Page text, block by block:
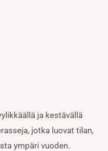
ja kestävällä
jotka luovat tilan,
ympäri vuoden.